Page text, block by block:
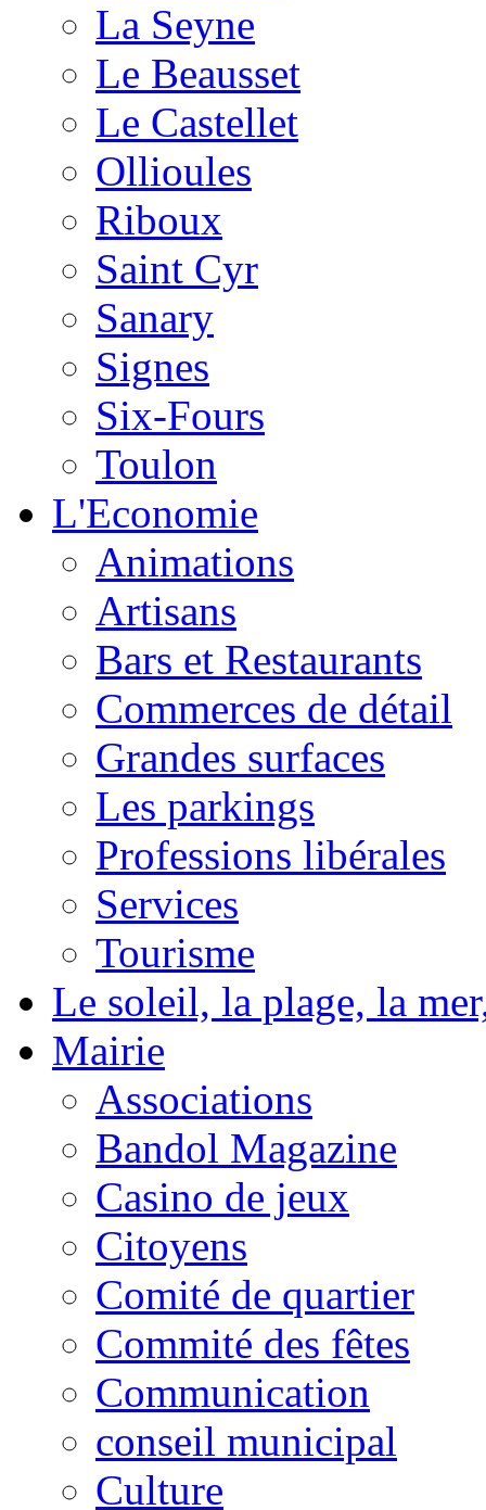
La Seyne
Le Beausset
Le Castellet
Ollioules
Riboux
Saint Cyr
Sanary
Signes
Six-Fours
Toulon
L'Economie
Animations
Artisans
Bars et Restaurants
Commerces de détail
Grandes surfaces
Les parkings
Professions libérales
Services
Tourisme
Le soleil, la plage, la
Mairie
Associations
Bandol Magazine
Casino de jeux
Citoyens
Comité de quartier
Commité des fêtes
Communication
conseil municipal
Culture